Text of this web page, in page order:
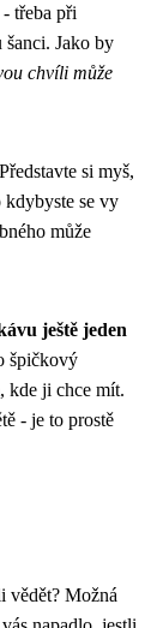
třeba při
Jako by
chvíli může
si myš,
kdybyste se vy
může
ještě jeden
špičkový
kde ji chce mít.
- je to prostě
vědět? Možná